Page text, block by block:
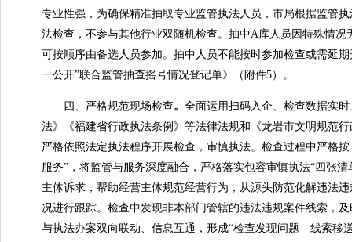
专业性强，为确保精准抽取专业监管执法人员，市局根据监管
法检查，不参与其他行业双随机检查。抽中A库人员因特殊情
可按顺序由备选人员参加。抽中人员不能按时参加检查或需延
一公开”联合监管抽查摇号情况登记单》（附件5）。
四、严格规范现场检查。 全面运用扫码入企、检查数据实
法》《福建省行政执法条例》等法律法规和《龙岩市文明规范
严格依照法定执法程序开展检查，审慎执法。检查过程中严格
服务”，将监管与服务深度融合，严格落实包容审慎执法“四张
主体诉求，帮助经营主体规范经营行为，从源头防范化解违法
况进行跟踪。检查中发现非本部门管辖的违法违规案件线索，
与执法办案双向联动、信息互通，形成“检查发现问题—线索